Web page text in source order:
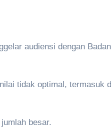
audiensi dengan
tidak optimal, termasuk
besar.